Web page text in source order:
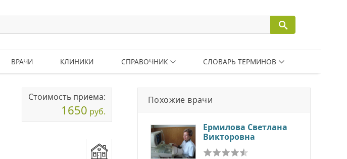
ВРАЧИ КЛИНИКИ СПРАВОЧНИК СЛОВАРЬ ТЕРМИНОВ
Стоимость приема:
1650 руб.
Похожие врачи
Ермилова Светлана
Викторовна